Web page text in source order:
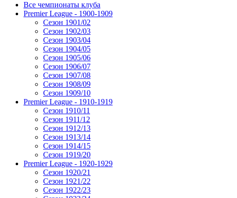
Все чемпионаты клуба
Premier League - 1900-1909
Сезон 1901/02
Сезон 1902/03
Сезон 1903/04
Сезон 1904/05
Сезон 1905/06
Сезон 1906/07
Сезон 1907/08
Сезон 1908/09
Сезон 1909/10
Premier League - 1910-1919
Сезон 1910/11
Сезон 1911/12
Сезон 1912/13
Сезон 1913/14
Сезон 1914/15
Сезон 1919/20
Premier League - 1920-1929
Сезон 1920/21
Сезон 1921/22
Сезон 1922/23